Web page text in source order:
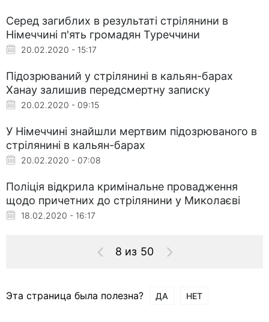
Серед загиблих в результаті стрілянини в
Німеччині п'ять громадян Туреччини
20.02.2020 - 15:17
Підозрюваний у стрілянині в кальян-барах
Ханау залишив передсмертну записку
20.02.2020 - 09:15
У Німеччині знайшли мертвим підозрюваного в
стрілянині в кальян-барах
20.02.2020 - 07:08
Поліція відкрила кримінальне провадження
щодо причетних до стрілянини у Миколаєві
18.02.2020 - 16:17
8 из 50
Эта страница была полезна? ДА НЕТ